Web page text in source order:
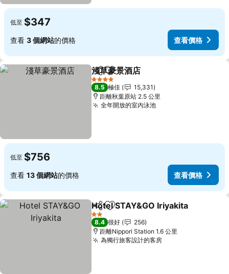
低至 $347
查看 3 個網站的價格 查看價格
分享 放到收藏夾
淺草豪景酒店
4 星級
8.5 極佳
15,331
距離秋葉原站 2.5 公里
全年開放的室內泳池
低至 $756
查看 13 個網站的價格 查看價格
分享 放到收藏夾
Hotel STAY&GO Iriyakita
2 星級
8.4 很好
256
距離Nippori Station 1.6 公里
為獨行旅客設計的客房